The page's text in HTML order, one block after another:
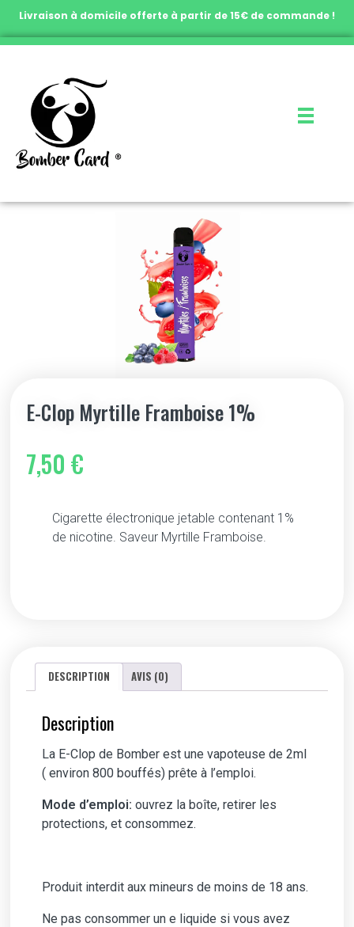
Livraison à domicile offerte à partir de 15€ de commande !
E-Clop Myrtille Framboise 1%
7,50€
Cigarette électronique jetable contenant 1%
de nicotine. Saveur Myrtille Framboise.
DESCRIPTION AVIS (0)
Description
La E-Clop de Bomber est une vapoteuse de 2ml
( environ 800 bouffés) prête à l’emploi.
Mode d’emploi: ouvrez la boîte, retirer les
protections, et consommez.
Produit interdit aux mineurs de moins de 18 ans.
Ne pas consommer un e liquide si vous avez